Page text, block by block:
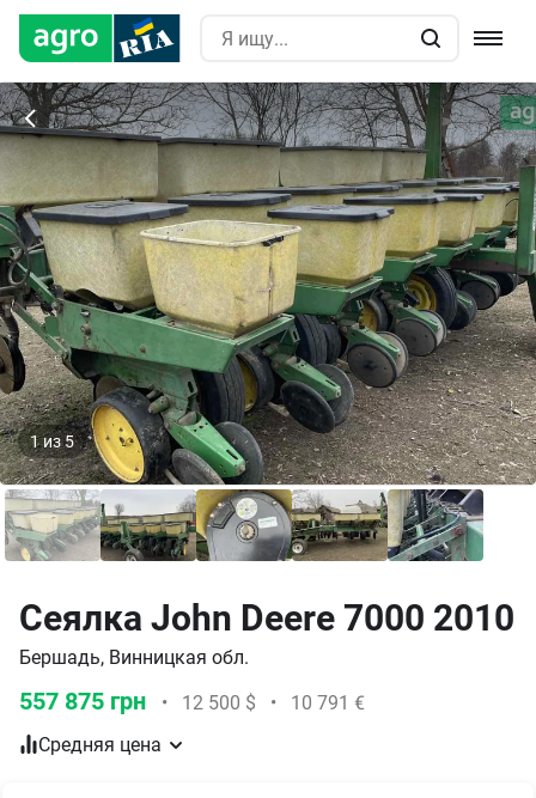
1из5
Сеялка John Deere 7000 2010
Бершадь, Винницкая обл.
557 875 грн • 12 500 $ •
10 791 €
Средняя цена